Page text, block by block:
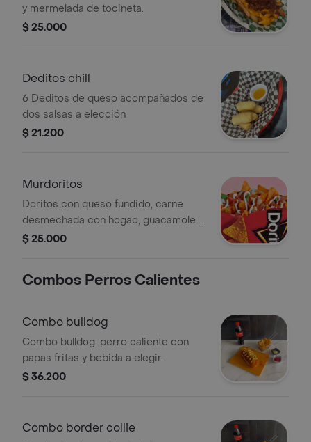
y mermelada de tocineta.
$ 25.000
Deditos chill
6 Deditos de queso acompañados de
dos salsas a elección
$ 21.200
Murdoritos
Doritos con queso fundido, carne
desmechada con hogao, guacamole y
salsa showy.
$ 25.000
Combos Perros Calientes
Combo bulldog
Combo bulldog: perro caliente con
papas fritas y bebida a elegir.
$ 36.200
Combo border collie